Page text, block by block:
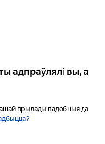
адпраўлялі вы, а
прылады падобныя да